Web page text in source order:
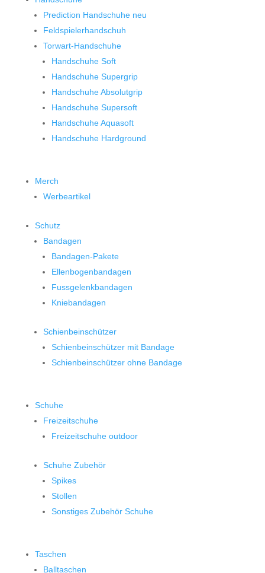
Prediction Handschuhe neu
Feldspielerhandschuh
Torwart-Handschuhe
Handschuhe Soft
Handschuhe Supergrip
Handschuhe Absolutgrip
Handschuhe Supersoft
Handschuhe Aquasoft
Handschuhe Hardground
Merch
Werbeartikel
Schutz
Bandagen
Bandagen-Pakete
Ellenbogenbandagen
Fussgelenkbandagen
Kniebandagen
Schienbeinschützer
Schienbeinschützer mit Bandage
Schienbeinschützer ohne Bandage
Schuhe
Freizeitschuhe
Freizeitschuhe outdoor
Schuhe Zubehör
Spikes
Stollen
Sonstiges Zubehör Schuhe
Taschen
Balltaschen